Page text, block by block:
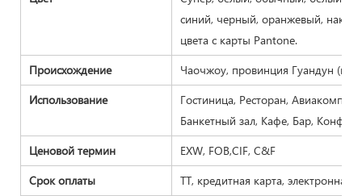
синий, черный, оранжевый,
цвета с карты Pantone.
Происхождение
Чаочжоу, провинция Гуандун
Использование
Гостиница, Ресторан,
Банкетный зал, Кафе, Бар,
Ценовой термин
EXW, FOB,CIF, C&F
Срок оплаты
TT, кредитная карта, электронная